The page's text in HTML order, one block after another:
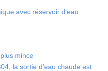
avec réservoir d'eau
mince
la sortie d'eau chaude est